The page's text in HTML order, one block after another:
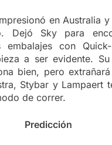
en Australia
Dejó Sky para
con
a ser evidente.
bien, pero
Stybar y Lampaert
de correr.
Predicción